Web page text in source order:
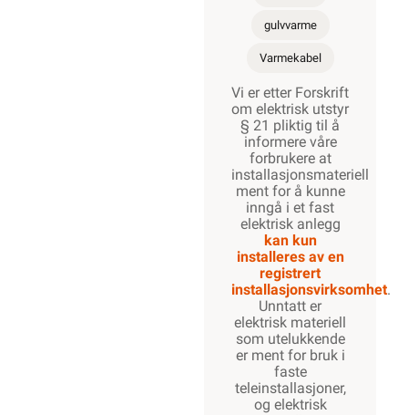
1170W
1420W
gulvvarme
Varmekabel
Vi er etter Forskrift
om elektrisk utstyr
§ 21 pliktig til å
informere våre
forbrukere at
installasjonsmateriell
ment for å kunne
inngå i et fast
elektrisk anlegg
kan kun
installeres av en
registrert
installasjonsvirksomhet.
Unntatt er
elektrisk materiell
som utelukkende
er ment for bruk i
faste
teleinstallasjoner,
og elektrisk